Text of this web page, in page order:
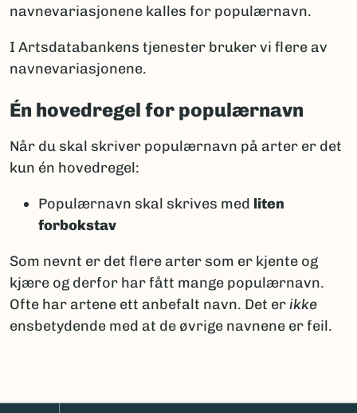
navnevariasjonene kalles for populærnavn.
I Artsdatabankens tjenester bruker vi flere av
navnevariasjonene.
Én hovedregel for populærnavn
Når du skal skriver populærnavn på arter er det
kun én hovedregel:
Populærnavn skal skrives med liten
forbokstav
Som nevnt er det flere arter som er kjente og
kjære og derfor har fått mange populærnavn.
Ofte har artene ett anbefalt navn. Det erikke
ensbetydende med at de øvrige navnene er feil.